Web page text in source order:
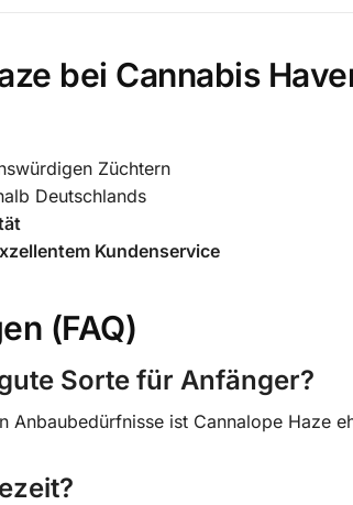
bei Cannabis
Züchtern
Deutschlands
Kundenservice
(FAQ)
Sorte für Anfänger?
Anbaubedürfnisse ist Cannalope Haze